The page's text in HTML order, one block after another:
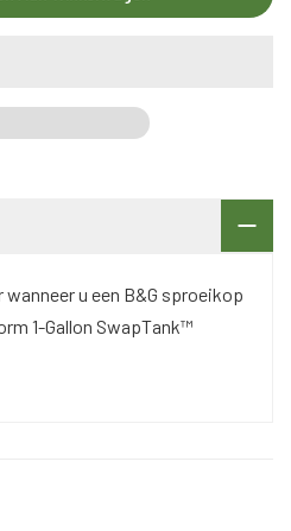
u een B&G sproeikop
1-Gallon SwapTank™